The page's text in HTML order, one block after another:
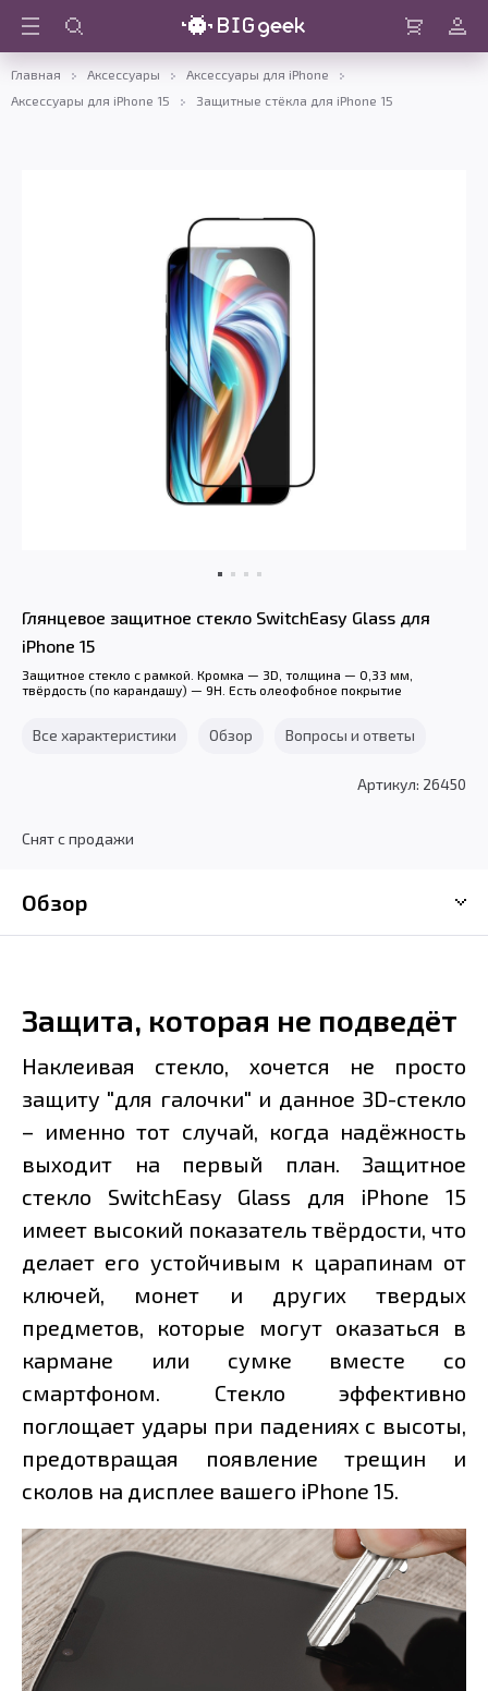
Войти
Главная Аксессуары
Аксессуары для iPhone
Аксессуары для iPhone 15
Защитные стёкла для iPhone 15
Глянцевое защитное стекло SwitchEasy Glass для
iPhone 15
Защитное стекло с рамкой. Кромка — 3D, толщина — 0,33 мм,
твёрдость (по карандашу) — 9H. Есть олеофобное покрытие
Все характеристики Обзор Вопросы и ответы
Артикул: 26450
Снят с продажи
Обзор
Защита, которая не подведёт
Наклеивая стекло, хочется не просто
защиту "для галочки" и данное 3D-стекло
– именно тот случай, когда надёжность
выходит на первый план. Защитное
стекло SwitchEasy Glass для iPhone 15
имеет высокий показатель твёрдости, что
делает его устойчивым к царапинам от
ключей, монет и других твердых
предметов, которые могут оказаться в
кармане или сумке вместе со
смартфоном. Стекло эффективно
поглощает удары при падениях с высоты,
предотвращая появление трещин и
сколов на дисплее вашего iPhone 15.